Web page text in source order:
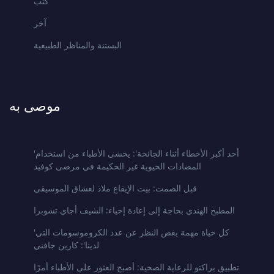
آخر
البستنة والمناظر الطبيعية
موصى به
'أحد أكبر الأخطاء أثناء الجائحة': يخشى الأطباء من استخدام
المضادات الحيوية غير الحكيمة في مرضى كوفيد
قبل الصمت: بيت الإيقاع ملاذ لعشاق الموسيقى
المطبخ الهندي بحاجة إلى إعادة إحياء: الشيف أجاي تشوبرا
'كل حياة مهمة بغض النظر عن عدد الكروموسومات التي
لدينا': كارين جافني
تطبيق براكتو للرعاية الصحية: أصبح العثور على الأطباء أمرًا